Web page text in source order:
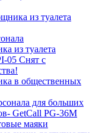
из туалета
из туалета
05 Снят с
в общественных
для больших
GetCall PG-36M
маяки